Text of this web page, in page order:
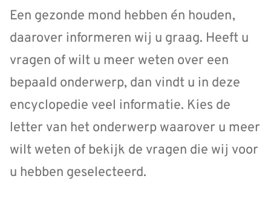
Een gezonde mond hebben én houden,
daarover informeren wij u graag. Heeft u
vragen of wilt u meer weten over een
bepaald onderwerp, dan vindt u in deze
encyclopedie veel informatie. Kies de
letter van het onderwerp waarover u meer
wilt weten of bekijk de vragen die wij voor
u hebben geselecteerd.